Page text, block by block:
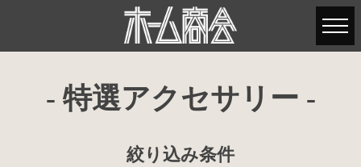
- 特選アクセサリー -
絞り込み条件